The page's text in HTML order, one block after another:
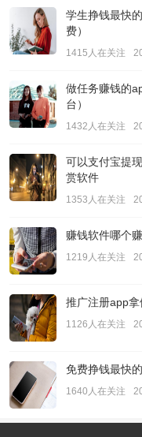
学生挣钱最快
费）
1415人在关注
做任务赚钱的
台）
1432人在关注
可以支付宝提
赏软件
1353人在关注
赚钱软件哪个
1219人在关注
推广注册app拿
1126人在关注
免费挣钱最快
1640人在关注